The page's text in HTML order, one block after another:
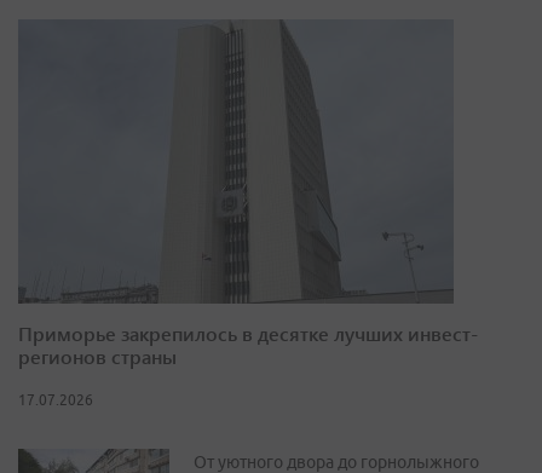
Приморье закрепилось в десятке лучших инвест-
регионов страны
17.07.2026
От уютного двора до горнолыжного